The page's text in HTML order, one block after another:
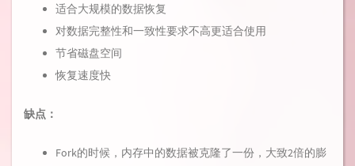
适合大规模的数据恢复
对数据完整性和一致性要求不高更适合使用
节省磁盘空间
恢复速度快
缺点：
Fork的时候，内存中的数据被克隆了一份，大致2倍的膨